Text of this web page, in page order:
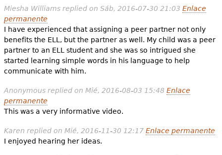
Miesha Williamsreplied on Sáb, 2016-07-30 21:03 Enlace
permanente
I have experienced that assigning a peer partner not only
benefits the ELL, but the partner as well. My child was a peer
partner to an ELL student and she was so intrigued she
started learning simple words in his language to help
communicate with him.
Anonymousreplied on Mié, 2016-08-03 15:48 Enlace
permanente
This was a very informative video.
Karen replied on Mié, 2016-11-30 12:17 Enlace permanente
I enjoyed hearing her ideas.